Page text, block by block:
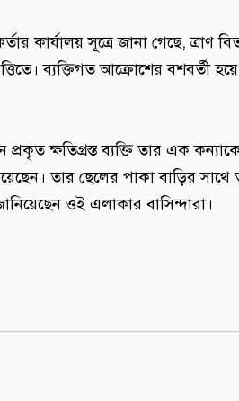
কার্যালয় সূত্রে জানা গেছে, ত্রাণ
ব্যক্তিগত আক্রোশের বশবর্তী
ক্ষতিগ্রস্ত ব্যক্তি তার এক
তার ছেলের পাকা বাড়ির
ওই এলাকার বাসিন্দারা।